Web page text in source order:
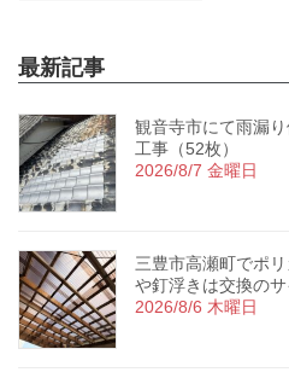
最新記事
観音寺市にて雨漏
工事（52枚）
2026/8/7 金曜日
三豊市高瀬町でポ
や釘浮きは交換のサ
2026/8/6 木曜日